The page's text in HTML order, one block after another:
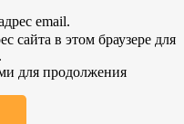
email.
сайта в этом браузере для
для продолжения